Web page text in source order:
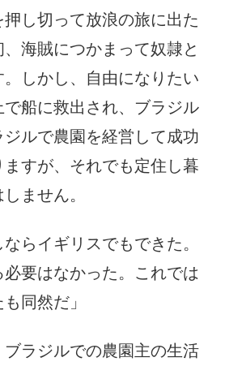
し切って放浪の旅に出た
海賊につかまって奴隷と
しかし、自由になりたい
で船に救出され、ブラジル
ルで農園を経営して成功
ますが、それでも定住し暮
ません。
ならイギリスでもできた。
要はなかった。これでは
同然だ」
ラジルでの農園主の生活